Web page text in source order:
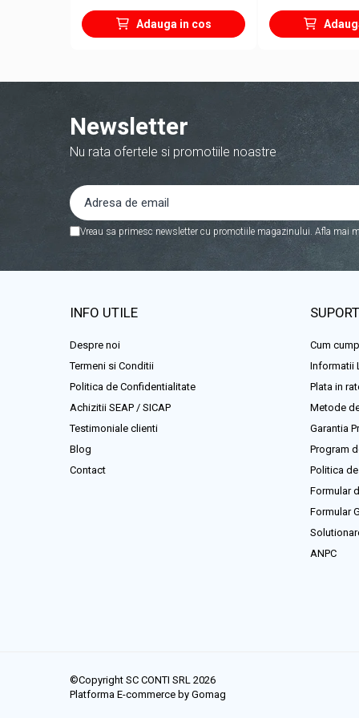
Finisare si Prelucrare suprafete
Vibratoare beton
Rigle vibrante
Aplicatoare cu banda
Slefuitoare pereti
Accesorii prelucrare suprafete
Pompe spuma poliuretanica
Echipamente marcaje rutiere
Accesorii sisteme pompare
Compactoare
Maiuri compactoare
Placi compactoare unidirectionale
Placi compactoare reversibile
Echipamente pentru transport
Adauga in cos
Newsletter
Nu rata ofertele si promotiile noastre
Vreau sa primesc newsletter cu promotiile magazinului. Afla mai
INFO UTILE
Despre noi
Termeni si Conditii
Politica de Confidentialitate
Achizitii SEAP / SICAP
Testimoniale clienti
Blog
Contact
Cum
Informatii
Plata in
Metode
Garantia
Program
Politica
Formular
Formular
ANPC
©Copyright SC CONTI SRL 2026
Platforma E-commerce by Gomag